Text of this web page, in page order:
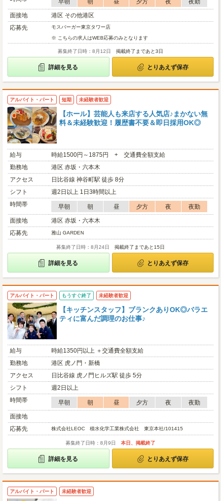
早朝 朝 昼 夕方 夜
夜勤
面接地
港区 その他港区
応募先
モスバーガー東京タワー店
※ こちらの求人はWEB応募のみとなります
募集終了日時：8月12日 掲載終了まであと3日
詳細を見る とりあえず保存
アルバイト・パート 短期 未経験者歓迎
【ホール】芸能人も来店する人気店♪まかない無
料＆未経験歓迎！履歴書不要＆即日採用OK◎
給与
時給1500円～1875円 + 交通費全額支給
勤務地
港区 赤坂・六本木
アクセス
日比谷線 神谷町駅 徒歩 8分
シフト
週2日以上 1日3時間以上
時間帯
早朝 朝 昼 夕方 夜
夜勤
面接地
港区 赤坂・六本木
応募先
雅山 GARDEN
募集終了日時：8月24日 掲載終了まであと15日
詳細を見る とりあえず保存
アルバイト・パート もうすぐ終了 未経験者歓迎
【キッチンスタッフ】ブランクありOK◎バラエ
ティに富んだ調理のお仕事♪
給与
時給1350円以上 ＋交通費全額支給
勤務地
港区 虎ノ門・新橋
アクセス
日比谷線 虎ノ門ヒルズ駅 徒歩 5分
シフト
週2日以上
時間帯
早朝 朝 昼 夕方 夜
夜勤
面接地
応募先
株式会社LEOC 積水化学工業株式会社 東京本社/101415
募集終了日時：8月9日 本日、掲載終了
詳細を見る とりあえず保存
アルバイト・パート 未経験者歓迎